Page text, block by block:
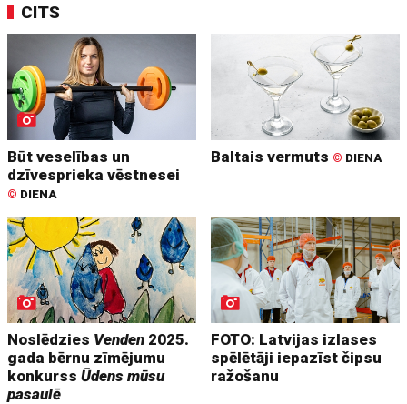
CITS
Būt veselības un
dzīvesprieka vēstnesei
© DIENA
Baltais vermuts © DIENA
Noslēdzies Venden 2025.
gada bērnu zīmējumu
konkurssŪdens mūsu
pasaulē
FOTO: Latvijas izlases
spēlētāji iepazīst čipsu
ražošanu